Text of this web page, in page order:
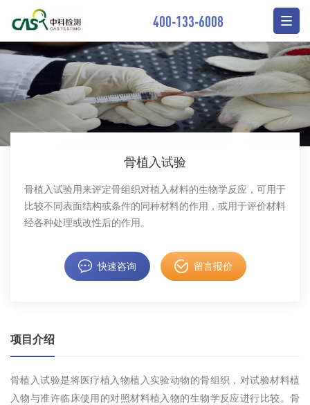
400-133-6008
骨植入试验
骨植入试验用来评定骨组织对植入材料的生物学反应，可用于
比较不同表面结构或条件的同种材料的作用，或用于评价材料
经各种处理或改性后的作用。
快速咨询 留言报价
项目介绍
骨植入试验是将医疗植入物植入实验动物的骨组织，对试验材料植
入物与准许临床使用的对照材料植入物的生物学反应进行比较。骨